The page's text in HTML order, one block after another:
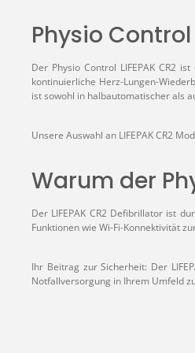
Physio
Der Physio Control LIFEPAK CR2
kontinuierliche Herz-Lungen-
ist sowohl in halbautomatischer als
Unsere Auswahl an LIFEPAK CR2
Warum der
Der LIFEPAK CR2 Defibrillator ist
Funktionen wie Wi-Fi-Konnektivität
Ihr Beitrag zur Sicherheit: Der
Notfallversorgung in Ihrem Umfeld